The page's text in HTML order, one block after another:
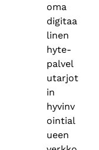
oma
digitaa
linen
hyte-
palvel
utarjot
in
hyvinv
ointial
ueen